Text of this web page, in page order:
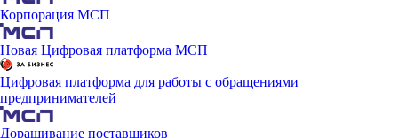
Корпорация МСП
Новая Цифровая платформа МСП
Цифровая платформа для работы с обращениями
предпринимателей
Доращивание поставщиков